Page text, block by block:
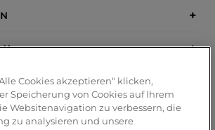
Cookies akzeptieren“ klicken,
Speicherung von Cookies auf Ihrem
Websitenavigation zu verbessern, die
zu analysieren und unsere